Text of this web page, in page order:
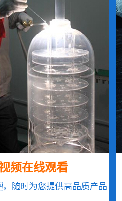
频在线观看
随时为您提供高品质产品